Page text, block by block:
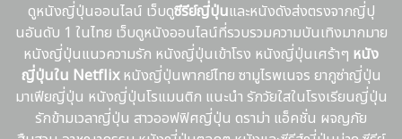
ดูหนังญี่ปุ่นออนไลน์ เว็บดูซีรีย์ญี่ปุ่นและหนังดังส่งตรงจากญี่ปุ
นอันดับ 1 ในไทย เว็บดูหนังออนไลน์ที่รวบรวมความบันเทิงมากมาย
หนังญี่ปุ่นแนวความรัก หนังญี่ปุ่นเข้าโรง หนังญี่ปุ่นเศร้าๆ หนัง
ญี่ปุ่นใน Netflixหนังญี่ปุ่นพากย์ไทย ซามูไรพเนจร ยากูซ่าญี่ปุ่น
มาเฟียญี่ปุ่น หนังญี่ปุ่นโรแมนติก แนะนํา รักวัยใสในโรงเรียนญี่ปุ่น
รักข้ามเวลาญี่ปุ่น สาวออฟฟิศญี่ปุ่น ดราม่า แอ็คชั่น ผจญภัย